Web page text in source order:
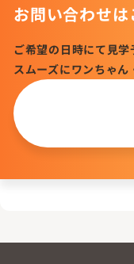
お問い合わせは
ご希望の日時にて見学
スムーズにワンちゃん